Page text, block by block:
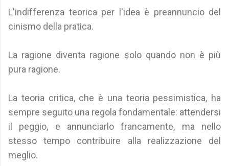
L'indifferenza teorica per l'idea è preannuncio del
cinismo della pratica.
La ragione diventa ragione solo quando non è più
pura ragione.
La teoria critica, che è una teoria pessimistica, ha
sempre seguito una regola fondamentale: attendersi
il peggio, e annunciarlo francamente, ma nello
stesso tempo contribuire alla realizzazione del
meglio.